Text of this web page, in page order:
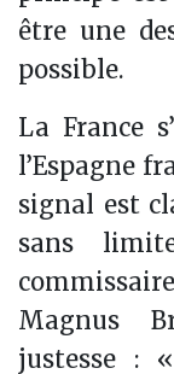
être une
possible.
La France
l’Espagne
signal est
sans
Magnus
justesse :